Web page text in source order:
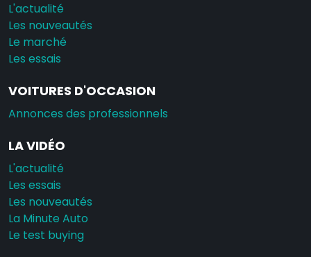
L'actualité
Les nouveautés
Le marché
Les essais
VOITURES D'OCCASION
Annonces des professionnels
LA VIDÉO
L'actualité
Les essais
Les nouveautés
La Minute Auto
Le test buying